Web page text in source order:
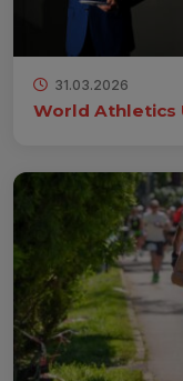
31.03.2026
World Athletics